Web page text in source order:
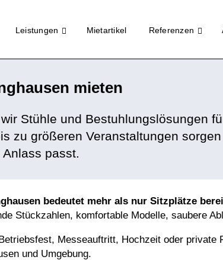
Leistungen Mietartikel Referenzen
mieten
Stühle und Bestuhlungslösungen
zu größeren Veranstaltungen
passt.
bedeutet mehr als nur Sitzplätze
Stückzahlen, komfortable Modelle, saubere
, Messeauftritt, Hochzeit oder private
und Umgebung.